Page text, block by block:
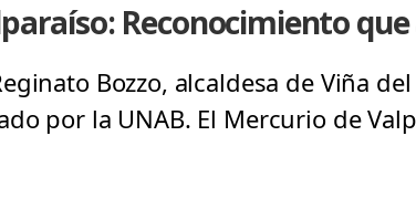
Reconocimiento
Bozzo, alcaldesa de Viña
por la UNAB. El Mercurio de